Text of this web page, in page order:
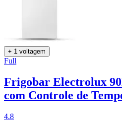
+ 1 voltagem
Full
Frigobar Electrolux
com Controle de
4.8